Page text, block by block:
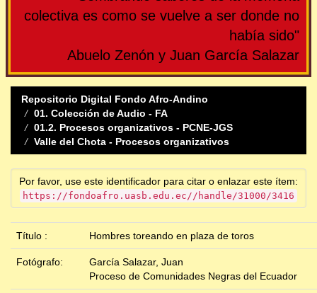
colectiva es como se vuelve a ser donde no
había sido"
Abuelo Zenón y Juan García Salazar
Repositorio Digital Fondo Afro-Andino
01. Colección de Audio - FA
01.2. Procesos organizativos - PCNE-JGS
Valle del Chota - Procesos organizativos
Por favor, use este identificador para citar o enlazar este ítem:
https://fondoafro.uasb.edu.ec//handle/31000/3416
Título : Hombres toreando en plaza de toros
Fotógrafo:
García Salazar, Juan
Proceso de Comunidades Negras del Ecuador